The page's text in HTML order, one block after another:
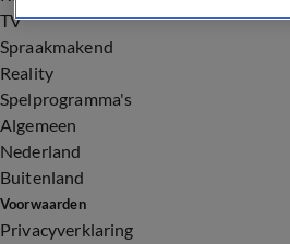
TV
Spraakmakend
Reality
Spelprogramma's
Algemeen
Nederland
Buitenland
Voorwaarden
Privacyverklaring